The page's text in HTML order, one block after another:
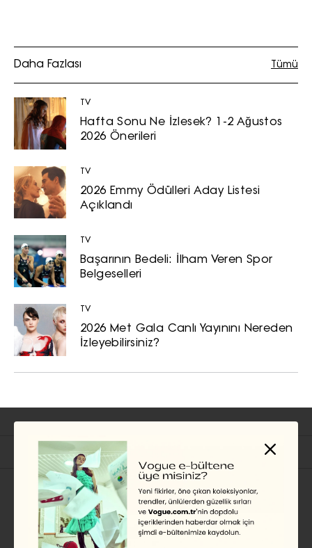
Daha Fazlası Tümü
TV
Hafta Sonu Ne İzlesek? 1-2 Ağustos
2026 Önerileri
TV
2026 Emmy Ödülleri Aday Listesi
Açıklandı
TV
Başarının Bedeli: İlham Veren Spor
Belgeselleri
TV
2026 Met Gala Canlı Yayınını Nereden
İzleyebilirsiniz?
İlgili Başlıklar
TV
Victoria Beckham Kendi
Belgesel Dizisini Çekiyor